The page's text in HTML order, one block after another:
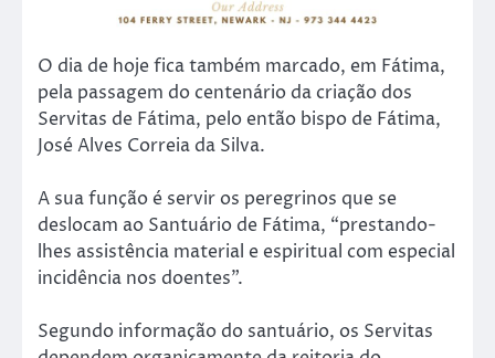
O dia de hoje fica também marcado, em Fátima,
pela passagem do centenário da criação dos
Servitas de Fátima, pelo então bispo de Fátima,
José Alves Correia da Silva.
A sua função é servir os peregrinos que se
deslocam ao Santuário de Fátima, “prestando-
lhes assistência material e espiritual com especial
incidência nos doentes”.
Segundo informação do santuário, os Servitas